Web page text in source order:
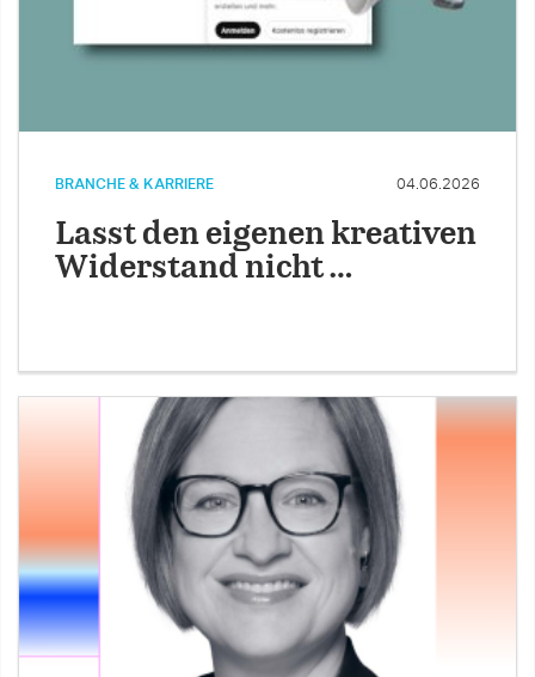
BRANCHE & KARRIERE 04.06.2026
Lasst den eigenen kreativen
Widerstand nicht …